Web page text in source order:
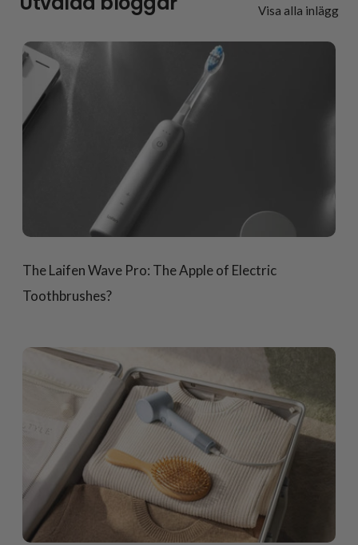
Visa alla inlägg
The Laifen Wave Pro: The Apple of Electric
Toothbrushes?